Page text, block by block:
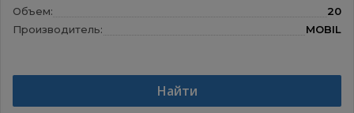
Объем:
20
Производитель:
MOBIL
Найти